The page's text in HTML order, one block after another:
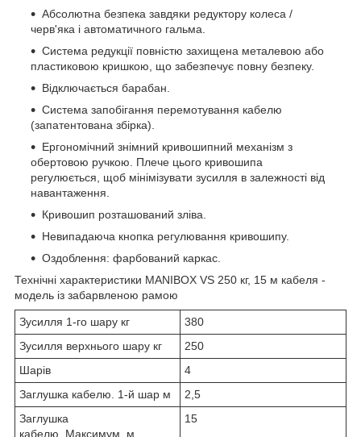
Абсолютна безпека завдяки редуктору колеса /
черв'яка і автоматичного гальма.
Система редукції повністю захищена металевою або
пластиковою кришкою, що забезпечує повну безпеку.
Відключається барабан.
Система запобігання перемотування кабелю
(запатентована збірка).
Ергономічний знімний кривошипний механізм з
обертовою ручкою. Плече цього кривошипа
регулюється, щоб мінімізувати зусилля в залежності від
навантаження.
Кривошип розташований зліва.
Невипадаюча кнопка регулювання кривошипу.
Оздоблення: фарбований каркас.
Технічні характеристики MANIBOX VS 250 кг, 15 м кабеля -
модель із забарвленою рамою
Зусилля 1-го шару кг
380
Зусилля верхнього шару кг
250
Шарів
4
Заглушка кабелю. 1-й шар м
2,5
Заглушка
кабелю. Максимум. м
15